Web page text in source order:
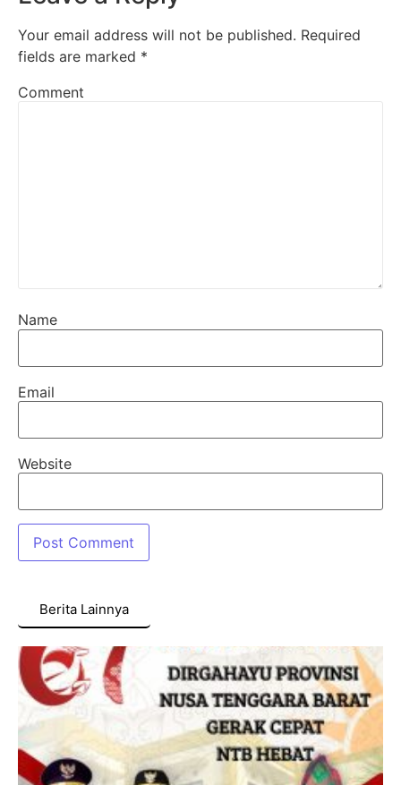
Your email address will not be published. Required
fields are marked *
Comment
Name
Email
Website
Berita Lainnya